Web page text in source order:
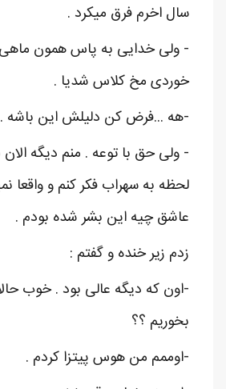
سال اخرم فرق میکرد .
- ولی خدایی به پاس همون
خوردی مخ کلاس شدیا .
-هه ...فرض کن دلیلش این باشه .
- ولی حق با توعه . منم دیگه الان
لحظه به سهراب فکر کنم و واقعا
عاشق چیه این بشر شده بودم .
زدم زیر خنده و گفتم :
-اون که دیگه عالی بود . خوب
بخوریم ؟؟
-اوممم من هوس پیتزا کردم .